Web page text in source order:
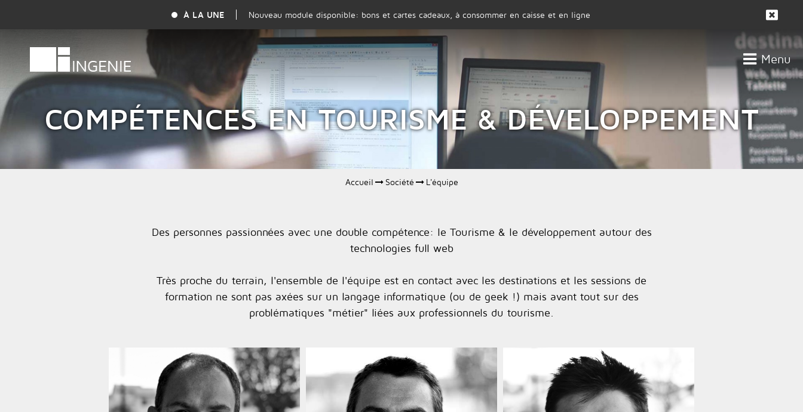
À LA UNE Nouveau module disponible: bons et cartes cadeaux, à consommer en caisse et en ligne
Menu
SOCIÉTÉ PRODUITS CLIENTS
Accueil Société L'équipe
COMPÉTENCES EN TOURISME & DÉVELOPPEMENT
Des personnes passionnées avec une double compétence: le Tourisme & le développement autour des
technologies full web
Très proche du terrain, l'ensemble de l'équipe est en contact avec les destinations et les sessions de
formation ne sont pas axées sur un langage informatique (ou de geek !) mais avant tout sur des
problématiques "métier" liées aux professionnels du tourisme.